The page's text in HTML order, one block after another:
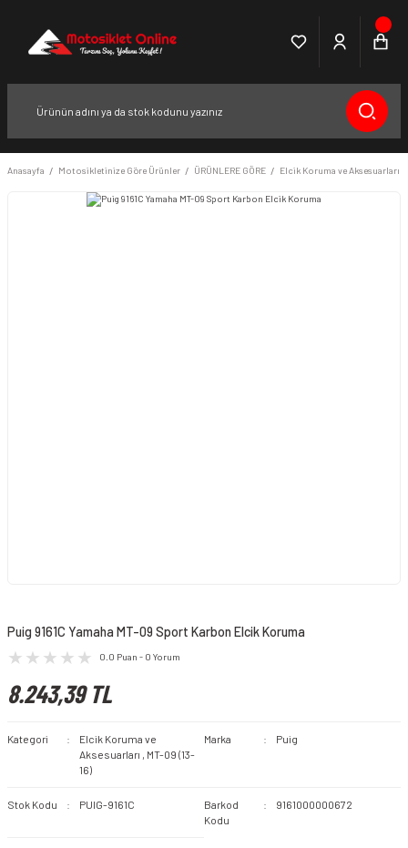
Anasayfa Motosikletinize Göre Ürünler ÜRÜNLERE GÖRE Elcik Koruma ve Aksesuarları
Puig 9161C Yamaha MT-09 Sport Karbon Elcik Koruma
0.0 Puan - 0 Yorum
8.243,39 TL
Kategori
Elcik Koruma ve
Aksesuarları , MT-09 (13-
16)
Marka Puig
Stok Kodu PUIG-9161C
Barkod
Kodu
9161000000672